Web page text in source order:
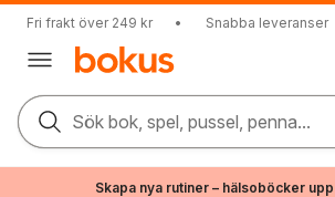
Fri frakt över 249 kr • Snabba leveranser
Sök bok, spel, pussel, penna...
Skapa nya rutiner – hälsoböcker